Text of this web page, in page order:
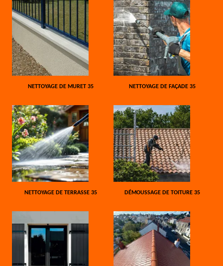
NETTOYAGE DE MURET 35 NETTOYAGE DE FAÇADE 35
NETTOYAGE DE TERRASSE 35 DÉMOUSSAGE DE TOITURE 35